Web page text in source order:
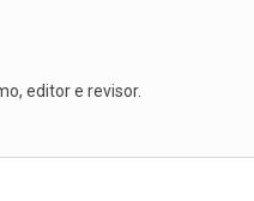
editor e revisor.